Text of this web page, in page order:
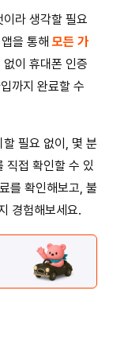
라 생각할 필요
을 통해 모든 가
이 휴대폰 인증
까지 완료할 수
필요 없이, 몇 분
직접 확인할 수 있
를 확인해보고, 불
경험해보세요.